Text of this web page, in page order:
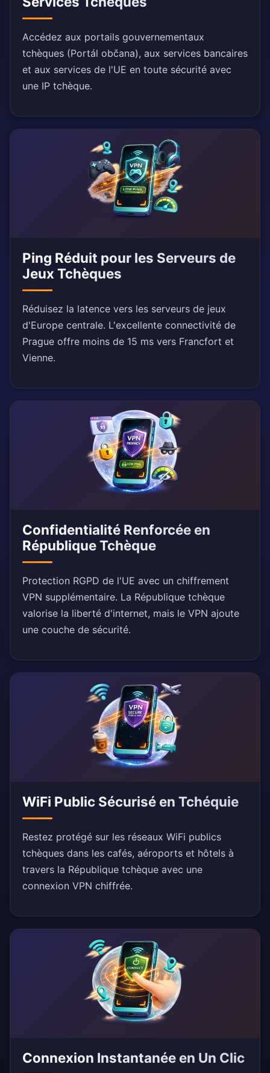
Accédez aux portails gouvernementaux
tchèques (Portál občana), aux services bancaires
et aux services de l'UE en toute sécurité avec
une IP tchèque.
Ping Réduit pour les Serveurs de
Jeux Tchèques
Réduisez la latence vers les serveurs de jeux
d'Europe centrale. L'excellente connectivité de
Prague offre moins de 15 ms vers Francfort et
Vienne.
Confidentialité Renforcée en
République Tchèque
Protection RGPD de l'UE avec un chiffrement
VPN supplémentaire. La République tchèque
valorise la liberté d'internet, mais le VPN ajoute
une couche de sécurité.
WiFi Public Sécurisé en Tchéquie
Restez protégé sur les réseaux WiFi publics
tchèques dans les cafés, aéroports et hôtels à
travers la République tchèque avec une
connexion VPN chiffrée.
Connexion Instantanée en Un Clic